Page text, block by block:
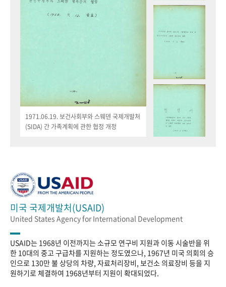
1971.06.19. 보건사회부와 스웨덴 국제개발처
(SIDA) 간 가족계획에 관한 협정 개정
미국 국제개발처(USAID)
United States Agency for International Development
USAID는 1968년 이전까지는 소규모 연구비 지원과 이동 시술반을 위
한 10대의 중고 구급차를 지원하는 정도였으나, 1967년 미국 의회의 승
인으로 130만 불 상당의 차량, 자료처리장비, 보건소 의료장비 등을 지
원하기로 체결하여 1968년부터 지원이 확대되었다.